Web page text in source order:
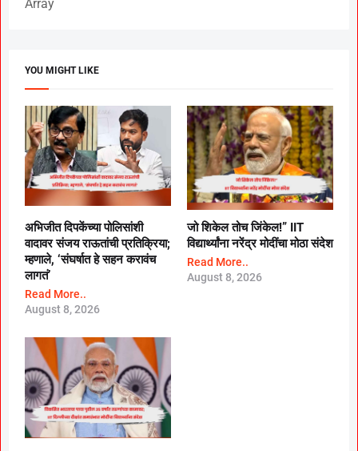
Array
YOU MIGHT LIKE
अभिजीत दिपकेंच्या पोलिसांशी
वादावर संजय राऊतांची प्रतिक्रिया;
म्हणाले, ‘संघर्षात हे सहन करावंच
लागतं’
Read More..
August 8, 2026
जो शिकेल तोच जिंकेल!” IIT
विद्यार्थ्यांना नरेंद्र मोदींचा मोठा संदेश
Read More..
August 8, 2026